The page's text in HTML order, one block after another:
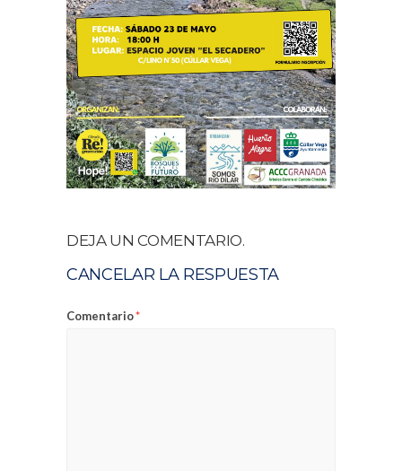
DEJA UN COMENTARIO.
CANCELAR LA RESPUESTA
Comentario*